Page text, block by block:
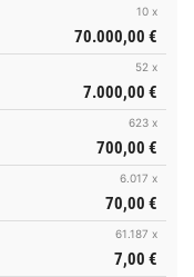
10 x
70.000,00 €
52 x
7.000,00 €
623 x
700,00 €
6.017 x
70,00 €
61.187 x
7,00 €